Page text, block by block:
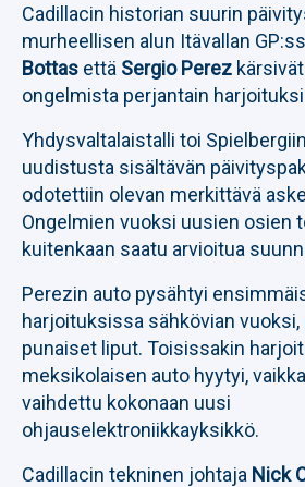
Cadillacin historian suurin
murheellisen alun Itävallan
Bottas että Sergio Perez
ongelmista perjantain
Yhdysvaltalaistalli toi
uudistusta sisältävän
odotettiin olevan merkittävä
Ongelmien vuoksi uusien osien
kuitenkaan saatu arvioitua
Perezin auto pysähtyi
harjoituksissa sähkövian
punaiset liput. Toisissakin
meksikolaisen auto hyytyi,
vaihdettu kokonaan uusi
ohjauselektroniikkayksikkö.
Cadillacin tekninen johtaja Nick